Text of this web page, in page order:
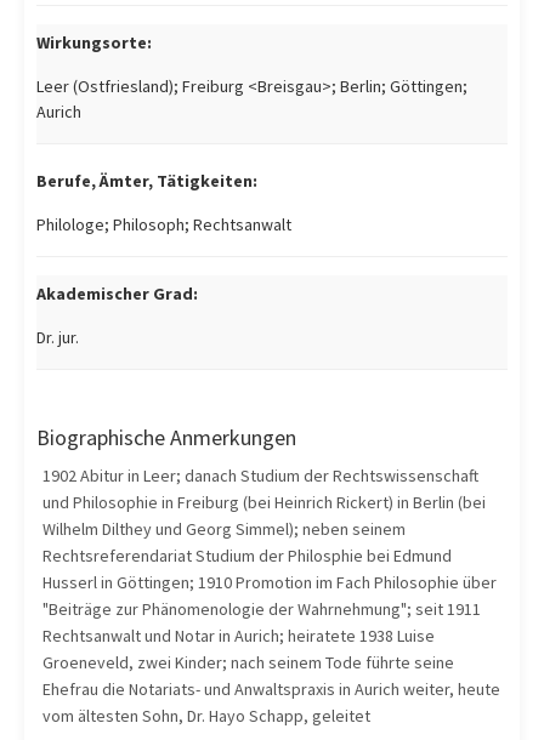
Wirkungsorte:
Leer (Ostfriesland); Freiburg <Breisgau>; Berlin; Göttingen;
Aurich
Berufe, Ämter, Tätigkeiten:
Philologe; Philosoph; Rechtsanwalt
Akademischer Grad:
Dr. jur.
Biographische Anmerkungen
1902 Abitur in Leer; danach Studium der Rechtswissenschaft
und Philosophie in Freiburg (bei Heinrich Rickert) in Berlin (bei
Wilhelm Dilthey und Georg Simmel); neben seinem
Rechtsreferendariat Studium der Philosphie bei Edmund
Husserl in Göttingen; 1910 Promotion im Fach Philosophie über
"Beiträge zur Phänomenologie der Wahrnehmung"; seit 1911
Rechtsanwalt und Notar in Aurich; heiratete 1938 Luise
Groeneveld, zwei Kinder; nach seinem Tode führte seine
Ehefrau die Notariats- und Anwaltspraxis in Aurich weiter, heute
vom ältesten Sohn, Dr. Hayo Schapp, geleitet